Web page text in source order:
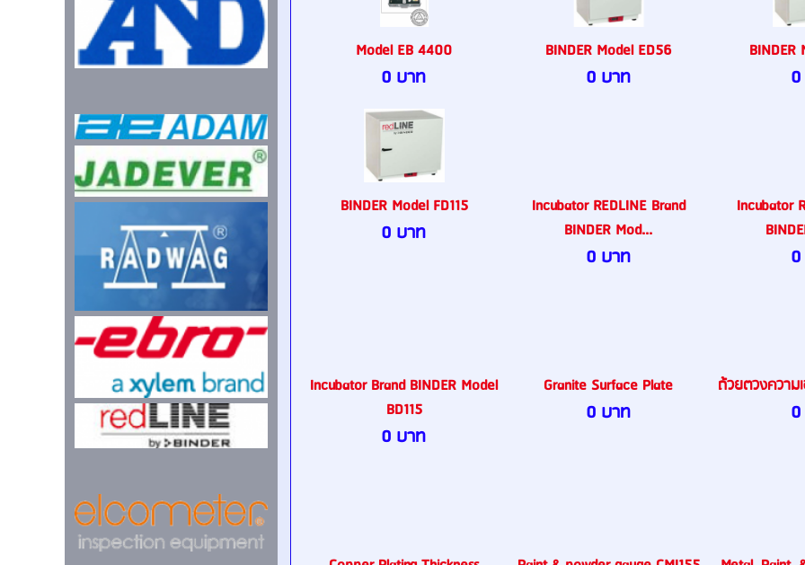
Model EB 4400
0 บาท
BINDER Model ED56
0 บาท
BINDER
BINDER Model FD115
0 บาท
Incubator REDLINE Brand
BINDER Mod...
0 บาท
Incubator
Incubator Brand BINDER Model
BD115
0 บาท
Granite Surface Plate
0 บาท
ถ้วยตวงความ